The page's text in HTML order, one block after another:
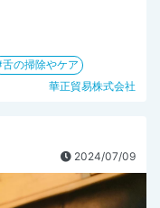
舌の掃除やケア
華正貿易株式会社
2024/07/09